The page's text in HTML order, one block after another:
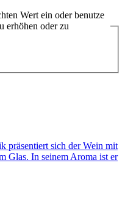
Wert ein oder benutze
erhöhen oder zu
präsentiert sich der Wein mit
Glas. In seinem Aroma ist er